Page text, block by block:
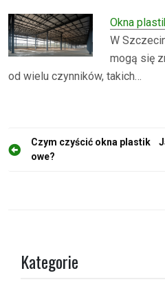
Okna
W
mogą się
od wielu czynników, takich…
N
Czym czyścić okna plastik
owe?
Kategorie